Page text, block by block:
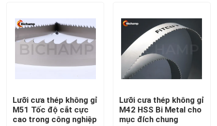
Lưỡi cưa kim loại Bi
Lưỡi cưa vòng công nghiệp
Lưỡi cưa thép không gỉ
M51 Tốc độ cắt cực
cao trong công nghiệp
Lưỡi cưa thép không gỉ
M42 HSS Bi Metal cho
mục đích chung